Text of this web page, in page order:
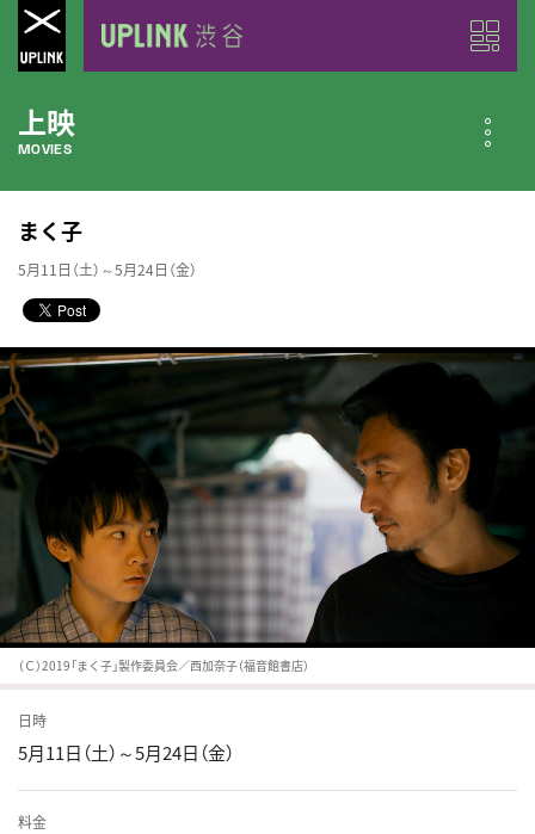
上映
MOVIES
公開中の作品
近日公開の作品
今月のスケジュール
MONTHLY SCHEDULE
まく子
5月11日（土）～5月24日（金）
（Ｃ）2019「まく子」製作委員会／西加奈子（福音館書店）
日時
5月11日（土）～5月24日（金）
料金